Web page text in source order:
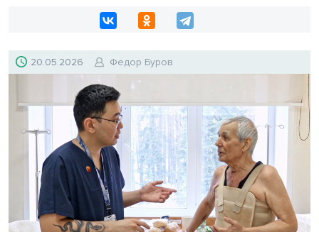
20.05.2026 Федор Буров